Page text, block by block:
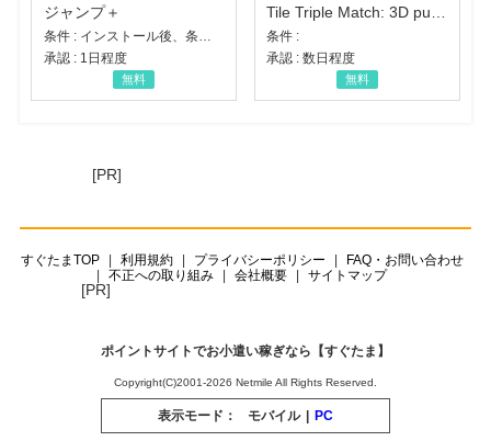
ジャンプ＋
承認 : 1日程度
無料
条件 :
承認 : 数日程度
無料
[PR]
すぐたまTOP 利用規約 プライバシーポリシー
FAQ・お問い合わせ
不正への取り組み
会社概要 サイトマップ
[PR]
ポイントサイトでお小遣い稼ぎなら【すぐたま】
Copyright(C)2001-2026 Netmile All Rights Reserved.
表示モード： モバイル | PC